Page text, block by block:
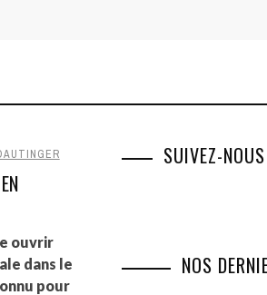
SPITAELS
PADAW0NE
KUPROWSKI
CONSTANTIN
ouvrir
dans le
pour
SUIVEZ-
NOS